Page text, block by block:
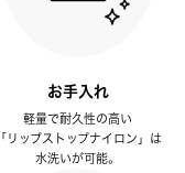
お手入れ
軽量で耐久性の高い
「リップストップナイロン」は
水洗いが可能。